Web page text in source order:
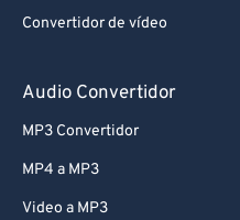
Convertidor de vídeo
Audio Convertidor
MP3 Convertidor
MP4 a MP3
Video a MP3